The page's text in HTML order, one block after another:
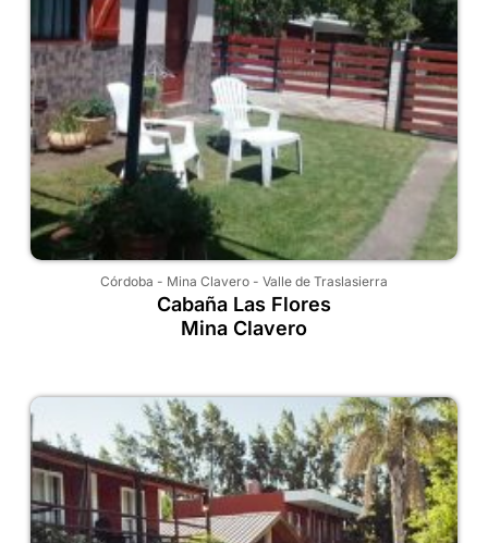
Córdoba - Mina Clavero - Valle de Traslasierra
Cabaña Las Flores
Mina Clavero